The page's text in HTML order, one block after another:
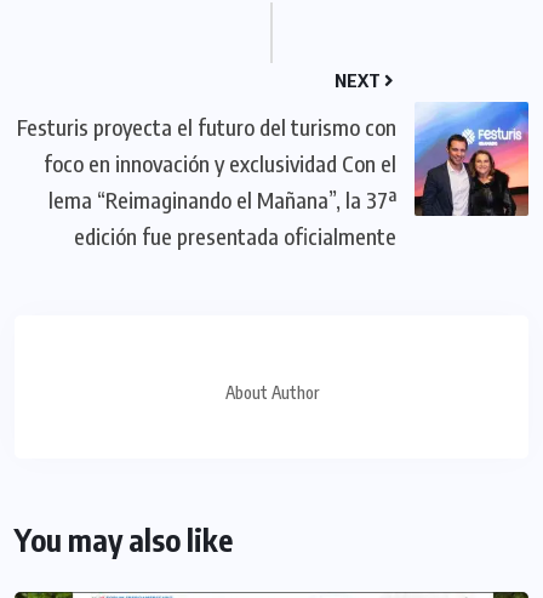
NEXT
Festuris proyecta el futuro del turismo con
foco en innovación y exclusividad Con el
lema “Reimaginando el Mañana”, la 37ª
edición fue presentada oficialmente
About Author
You may also like